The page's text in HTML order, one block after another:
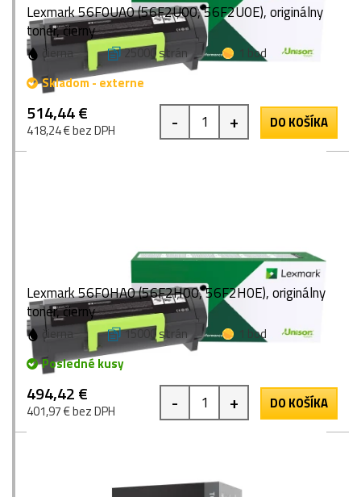
Lexmark 56F0UA0 (56F2U00, 56F2U0E), originálny
toner, čierny
čierna 25000 strán
1 bod
Skladom - externe
514,44 €
418,24 € bez DPH - + DO KOŠÍKA
Lexmark 56F0HA0 (56F2H00, 56F2H0E), originálny
toner, čierny
čierna 15000 strán
1 bod
Posledné kusy
494,42 €
401,97 € bez DPH - + DO KOŠÍKA